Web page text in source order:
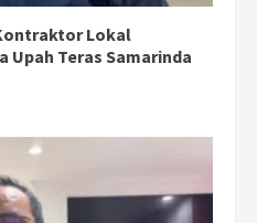
Lokal
Teras Samarinda